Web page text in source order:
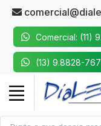
Comercial: (11)
(13) 9.8828-